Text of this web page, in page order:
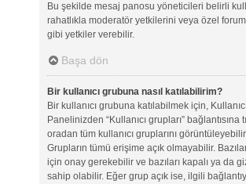
Bu şekilde mesaj panosu yöneticileri belirli
rahatlıkla moderatör yetkilerini veya özel
gibi yetkiler verebilir.
Başa dön
Bir kullanıcı grubuna nasıl katılabilirim?
Bir kullanıcı grubuna katılabilmek için,
Panelinizden “Kullanıcı grupları” bağlantısına
oradan tüm kullanıcı gruplarını
Grupların tümü erişime açık olmayabilir.
için onay gerekebilir ve bazıları kapalı ya da
sahip olabilir. Eğer grup açık ise, ilgili